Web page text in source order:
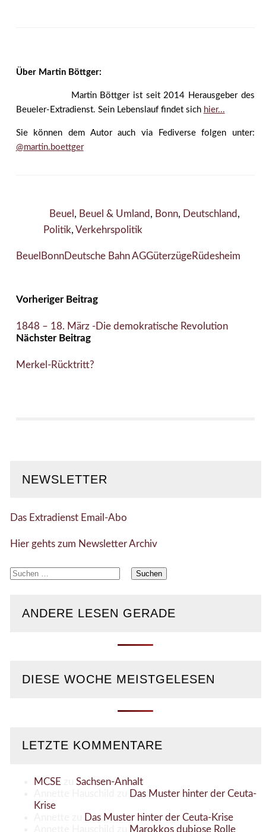
Über Martin Böttger:
Martin Böttger ist seit 2014 Herausgeber des
Beueler-Extradienst. Sein Lebenslauf findet sich hier...
Sie können dem Autor auch via Fediverse folgen unter:
@martin.boettger
Beuel , Beuel & Umland , Bonn, Deutschland ,
Politik, Verkehrspolitik
Beuel BonnDeutsche Bahn AGGüterzügeRüdesheim
Vorheriger Beitrag
1848 – 18. März -Die demokratische Revolution
Nächster Beitrag
Merkel-Rücktritt?
NEWSLETTER
Das Extradienst Email-Abo
Hier gehts zum Newsletter Archiv
Suchen
ANDERE LESEN GERADE
DIESE WOCHE MEISTGELESEN
LETZTE KOMMENTARE
MCSE
Sachsen-Anhalt
Das Muster hinter der Ceuta-
Krise
Das Muster hinter der Ceuta-Krise
Marokkos dubiose Rolle